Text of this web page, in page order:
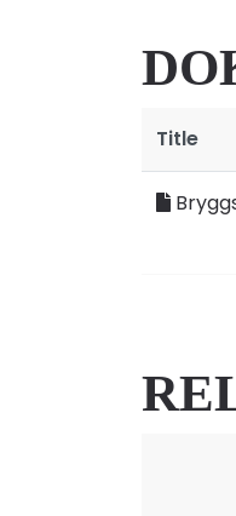
Title